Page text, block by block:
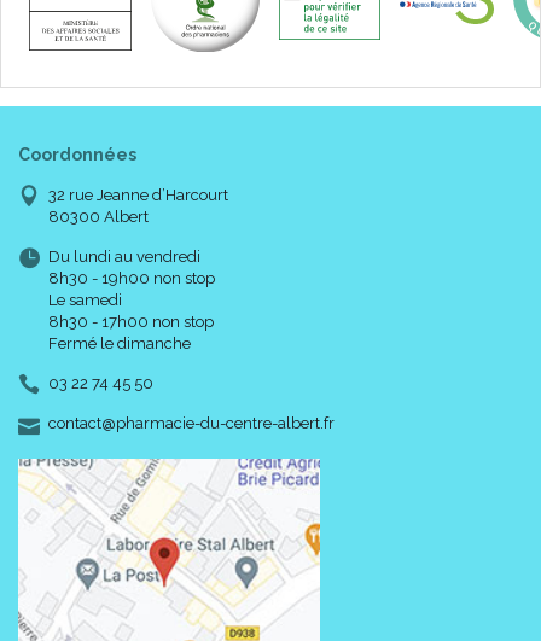
Coordonnées
32 rue Jeanne d’Harcourt
80300 Albert
Du lundi au vendredi
8h30 - 19h00 non stop
Le samedi
8h30 - 17h00 non stop
Fermé le dimanche
03 22 74 45 50
contact-
@-
pharmacie-du-centre-albert.fr